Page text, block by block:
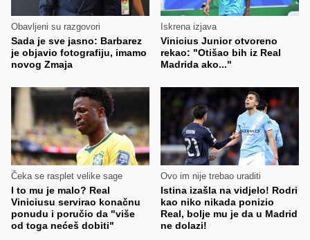
Obavljeni su razgovori
Sada je sve jasno: Barbarez
je objavio fotografiju, imamo
novog Zmaja
Iskrena izjava
Vinicius Junior otvoreno
rekao: "Otišao bih iz Real
Madrida ako..."
Čeka se rasplet velike sage
I to mu je malo? Real
Viniciusu servirao konačnu
ponudu i poručio da "više
od toga nećeš dobiti"
Ovo im nije trebao uraditi
Istina izašla na vidjelo! Rodri
kao niko nikada ponizio
Real, bolje mu je da u Madrid
ne dolazi!